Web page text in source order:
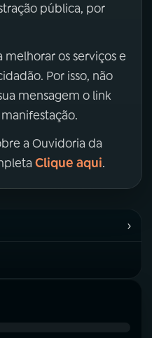
pública, por
melhorar os serviços e
Por isso, não
mensagem o link
a Ouvidoria da
Clique aqui.
›